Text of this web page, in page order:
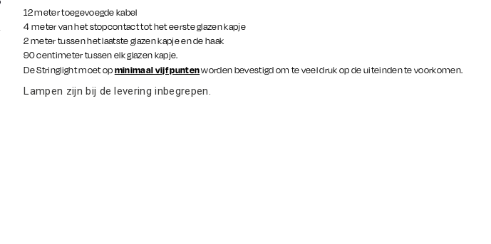
12 meter toegevoegde kabel
4 meter van het stopcontact tot het eerste glazen kapje
2 meter tussen het laatste glazen kapje en de haak
90 centimeter tussen elk glazen kapje.
De Stringlight moet op minimaal vijf puntenworden bevestigd om te veel druk op de uiteinden te voorkomen.
Lampen zijn bij de levering inbegrepen.